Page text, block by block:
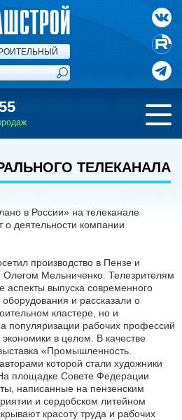
ТЕЛЕКАНАЛА
в России» на телеканале
о деятельности компании
производство в Пензе и
Олегом Мельниченко. Телезрителям
аспекты выпуска современного
и рассказали о
кластере, но и
популяризации рабочих профессий
экономики в целом. В качестве
«Промышленность.
которой стали художники
площадке Совете Федерации
написанные на пензенским
и сердобском литейном
красоту труда и рабочих